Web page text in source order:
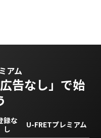
アム
広告なし」で始
録な
し
U-FRETプレミアム